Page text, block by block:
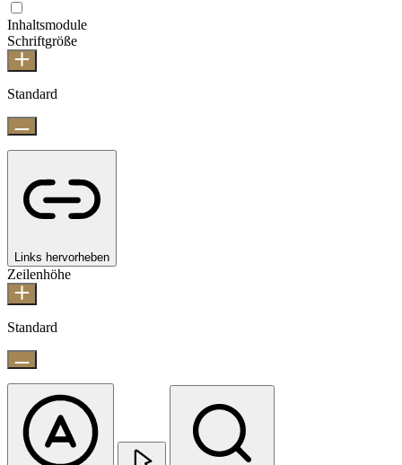
Inhaltsmodule
Schriftgröße
Standard
Links hervorheben
Zeilenhöhe
Standard